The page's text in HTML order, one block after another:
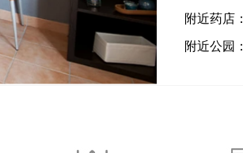
附近药店：
附近公园：